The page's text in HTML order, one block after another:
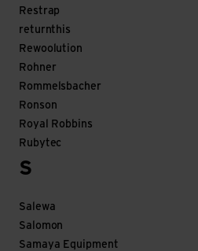
Restrap
returnthis
Rewoolution
Rohner
Rommelsbacher
Ronson
Royal Robbins
Rubytec
S
Salewa
Salomon
Samaya Equipment